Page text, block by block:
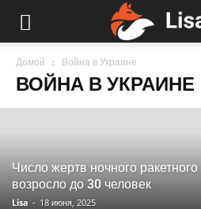
Домой Война в Украине
ВОЙНА В УКРАИНЕ
Число жертв ночного
возросло до 30 человек
Lisa - 18 июня, 2025